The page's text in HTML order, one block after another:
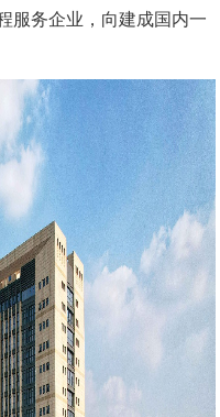
服务企业，向建成国内一